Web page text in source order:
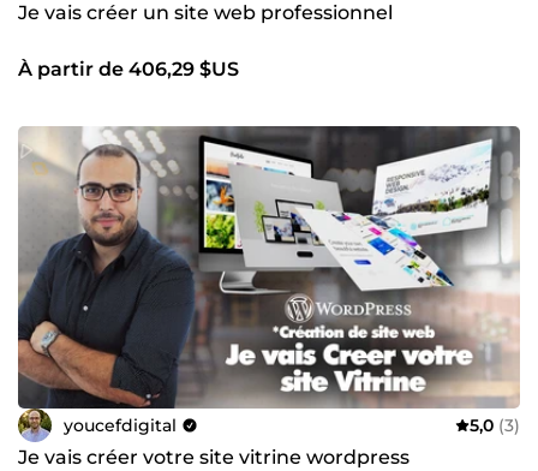
Je vais créer un site web professionnel
À partir de 406,29 $US
youcefdigital 5,0 (3)
Je vais créer votre site vitrine wordpress